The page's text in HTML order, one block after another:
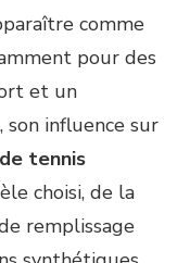
comme
pour des
et un
influence sur
tennis
choisi, de la
remplissage